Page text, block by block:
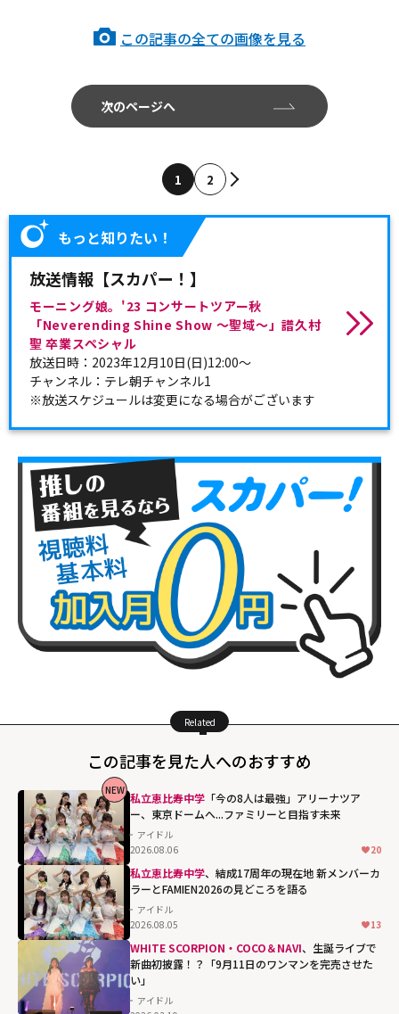
この記事の全ての画像を見る
次のページへ
1 2
もっと知りたい！
放送情報【スカパー！】
モーニング娘。'23 コンサートツアー秋
「Neverending Shine Show 〜聖域〜」譜久村
聖 卒業スペシャル
放送日時：2023年12月10日(日)12:00～
チャンネル：テレ朝チャンネル1
※放送スケジュールは変更になる場合がございます
Related
この記事を見た人へのおすすめ
私立恵比寿中学 「今の8人は最強」アリーナツア
ー、東京ドームへ...ファミリーと目指す未来
アイドル
2026.08.06
20
NEW
私立恵比寿中学、結成17周年の現在地 新メンバーカ
ラーとFAMIEN2026の見どころを語る
アイドル
2026.08.05
13
WHITE SCORPION・COCO＆NAVI、生誕ライブで
新曲初披露！？「9月11日のワンマンを完売させた
い」
アイドル